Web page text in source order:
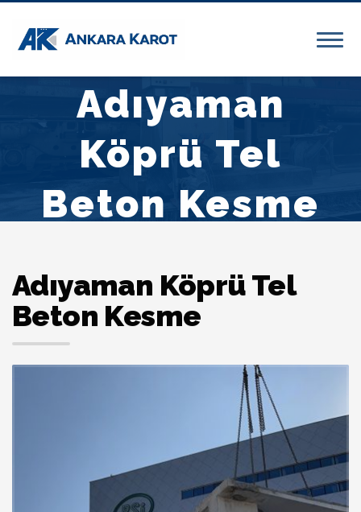
Adıyaman
Köprü Tel
Beton Kesme
Adıyaman Köprü Tel
Beton Kesme